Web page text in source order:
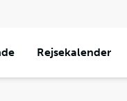
Rejsekalender